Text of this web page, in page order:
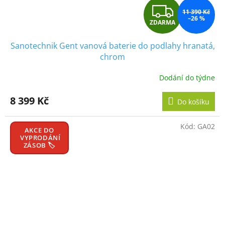
Z
D
A
R
M
A
ZDARMA
11 390 Kč
–26 %
Sanotechnik Gent vanová baterie do podlahy hranatá,
chrom
Dodání do týdne
8 399 Kč Do košíku
AKCE DO
VYPRODÁNÍ
ZÁSOB 🏷️
Kód: GA02